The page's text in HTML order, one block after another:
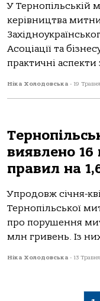
У Тернопільській
керівництва
Асоціації та
практичні
Ніка Холодовська - 19
виявлено
правил на
Упродовж січня-
Тернопільської
про порушення
млн гривень. Із
Ніка Холодовська - 13